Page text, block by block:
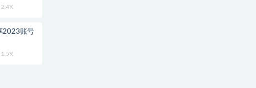
2.4K
2023账号
1.5K